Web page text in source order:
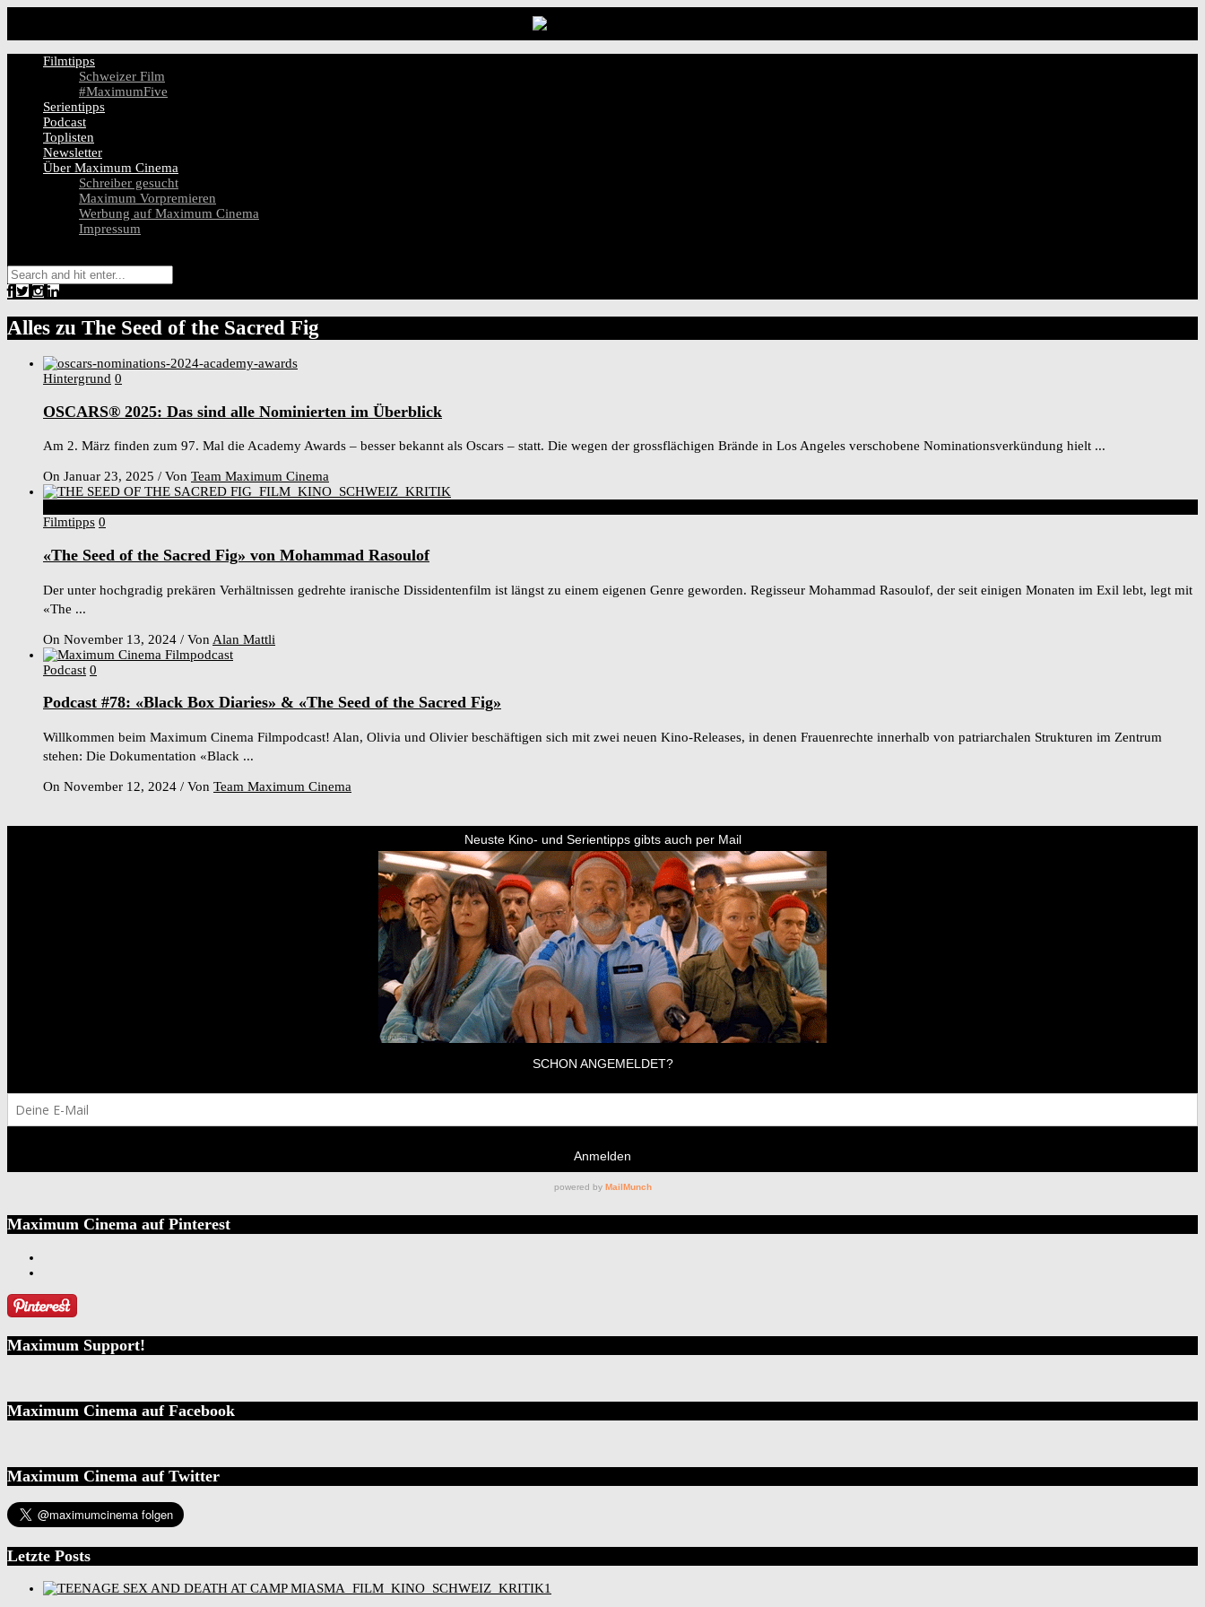
Filmtipps
Schweizer Film
#MaximumFive
Serientipps
Podcast
Toplisten
Newsletter
Über Maximum Cinema
Schreiber gesucht
Maximum Vorpremieren
Werbung auf Maximum Cinema
Impressum
Alles zu The Seed of the Sacred Fig
Hintergrund 0
OSCARS® 2025: Das sind alle Nominierten im Überblick
Am 2. März finden zum 97. Mal die Academy Awards – besser bekannt als Oscars – statt. Die wegen der grossflächigen Brände in Los Angeles verschobene Nominationsverkündung hielt ...
On Januar 23, 2025 / Von Team Maximum Cinema
Filmtipps 0
«The Seed of the Sacred Fig» von Mohammad Rasoulof
Der unter hochgradig prekären Verhältnissen gedrehte iranische Dissidentenfilm ist längst zu einem eigenen Genre geworden. Regisseur Mohammad Rasoulof, der seit einigen Monaten im Exil lebt, legt mit
«The ...
On November 13, 2024 / Von Alan Mattli
Podcast 0
Podcast #78: «Black Box Diaries» & «The Seed of the Sacred Fig»
Willkommen beim Maximum Cinema Filmpodcast! Alan, Olivia und Olivier beschäftigen sich mit zwei neuen Kino-Releases, in denen Frauenrechte innerhalb von patriarchalen Strukturen im Zentrum
stehen: Die Dokumentation «Black ...
On November 12, 2024 / Von Team Maximum Cinema
Maximum Cinema auf Pinterest
Maximum Support!
Maximum Cinema auf Facebook
Maximum Cinema auf Twitter
Letzte Posts